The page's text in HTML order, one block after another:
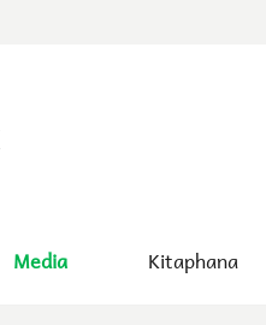
Media Kitaphana